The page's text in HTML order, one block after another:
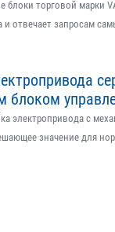
торговой марки
и отвечает запросам
блоком
электропривода с
значение для